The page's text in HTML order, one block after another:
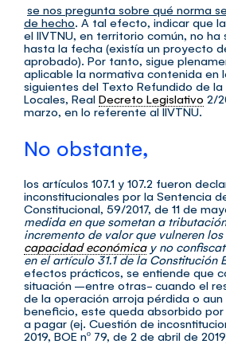
se nos pregunta sobre qué norma
de hecho . A tal efecto, indicar que
el IIVTNU, en territorio común, no
hasta la fecha (existía un proyecto
aprobado). Por tanto, sigue
aplicable la normativa contenida en
siguientes del Texto Refundido de la
Locales, Real Decreto Legislativo 2/
marzo, en lo referente al IIVTNU.
No obstante,
los artículos 107.1 y 107.2 fueron
inconstitucionales por la Sentencia
Constitucional, 59/2017, de 11 de
medida en que sometan a
incremento de valor que vulneren
capacidad económicay no
en el artículo 31.1 de la Constitución
efectos prácticos, se entiende que
situación –entre otras- cuando el
de la operación arroja pérdida o
beneficio, este queda absorbido por
a pagar (ej. Cuestión de
2019, BOE nº 79, de 2 de abril de